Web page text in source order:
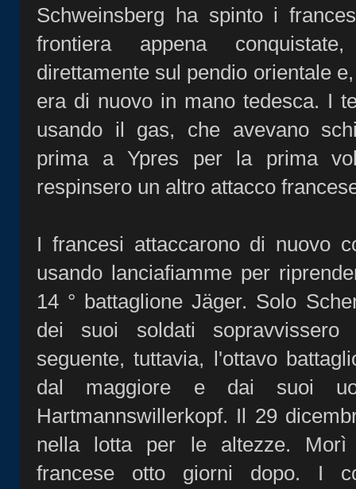
Schweinsberg ha spinto i
frontiera appena
direttamente sul pendio orientale
era di nuovo in mano tedesca. I
usando il gas, che avevano
prima a Ypres per la prima
respinsero un altro attacco
I francesi attaccarono di nuovo
usando lanciafiamme per
14 ° battaglione Jäger. Solo
dei suoi soldati
seguente, tuttavia, l'ottavo
dal maggiore e dai suoi
Hartmannswillerkopf. Il 29
nella lotta per le altezze.
francese otto giorni dopo. I